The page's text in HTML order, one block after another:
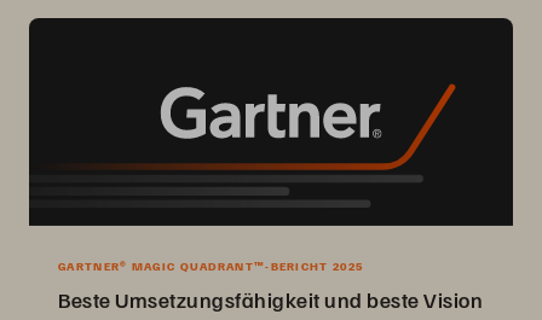
GARTNER® MAGIC QUADRANT™-BERICHT 2025
Beste Umsetzungsfähigkeit und beste Vision